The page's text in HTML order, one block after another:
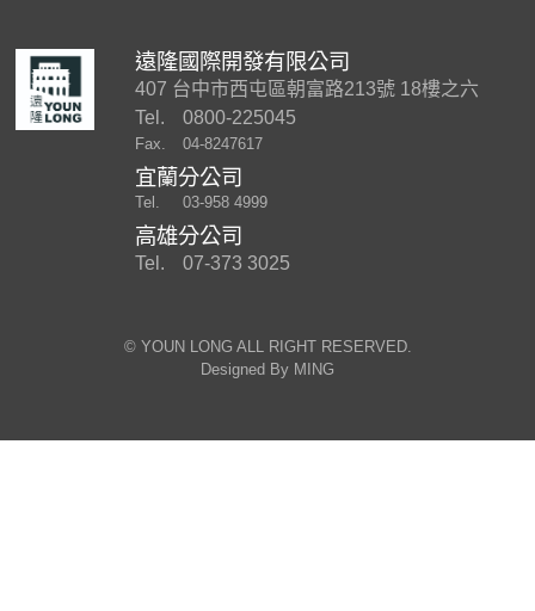
遠隆國際開發有限公司
407 台中市西屯區朝富路213號 18樓之六
Tel.
0800-225045
Fax. 04-8247617
宜蘭分公司
Tel. 03-958 4999
高雄分公司
Tel. 07-373 3025
©︎ YOUN LONG ALL RIGHT RESERVED.
Designed By MING